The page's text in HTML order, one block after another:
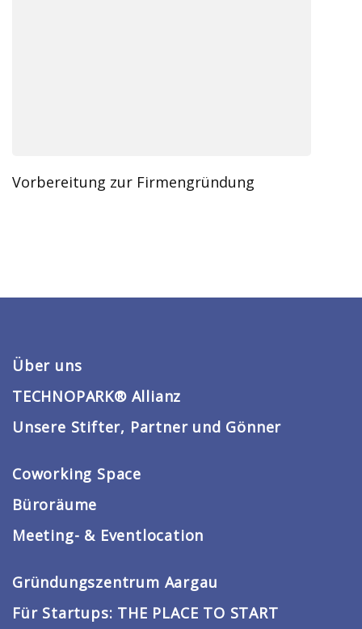
Vorbereitung zur Firmengründung
Über uns
TECHNOPARK® Allianz
Unsere Stifter, Partner und Gönner
Coworking Space
Büroräume
Meeting- & Eventlocation
Gründungszentrum Aargau
Für Startups: THE PLACE TO START